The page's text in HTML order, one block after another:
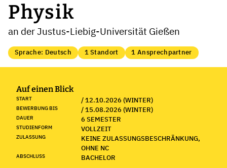
Physik
an der Justus-Liebig-Universität Gießen
Sprache: Deutsch 1 Standort 1 Ansprechpartner
Auf einen Blick
START / 12.10.2026 (WINTER)
BEWERBUNG BIS / 15.08.2026 (WINTER)
DAUER 6 SEMESTER
STUDIENFORM VOLLZEIT
ZULASSUNG
KEINE ZULASSUNGSBESCHRÄNKUNG,
OHNE NC
ABSCHLUSS BACHELOR